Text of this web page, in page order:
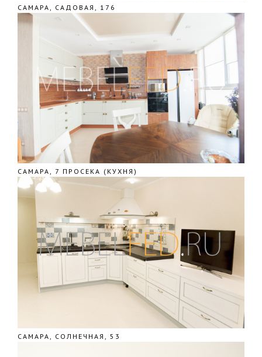
САМАРА, САДОВАЯ, 176
САМАРА, 7 ПРОСЕКА (КУХНЯ)
САМАРА, СОЛНЕЧНАЯ, 53